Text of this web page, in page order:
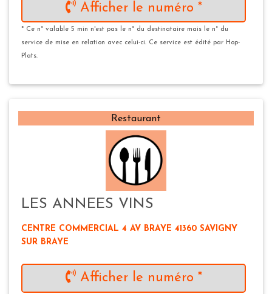
Afficher le numéro *
* Ce n° valable 5 min n'est pas le n° du destinataire mais le n° du
service de mise en relation avec celui-ci. Ce service est édité par Hop-
Plats.
Restaurant
LES ANNEES VINS
CENTRE COMMERCIAL 4 AV BRAYE 41360 SAVIGNY
SUR BRAYE
Afficher le numéro *